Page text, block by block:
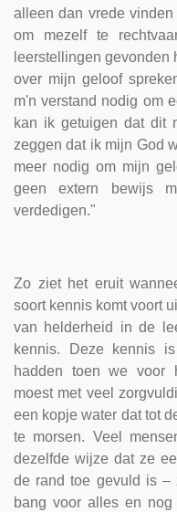
alleen dan vrede
om mezelf te
leerstellingen gevonden
over mijn geloof
m'n verstand nodig om
kan ik getuigen dat dit
zeggen dat ik mijn God
meer nodig om mijn
geen extern bewijs
verdedigen."
Zo ziet het eruit
soort kennis komt voort
van helderheid in de
kennis. Deze kennis
hadden toen we voor
moest met veel
een kopje water dat tot
te morsen. Veel
dezelfde wijze dat ze
de rand toe gevuld is –
bang voor alles en